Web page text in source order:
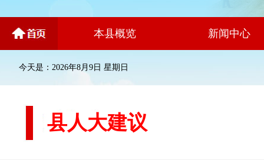
本县概览 新闻中心
今天是：2026年8月9日 星期日
县人大建议